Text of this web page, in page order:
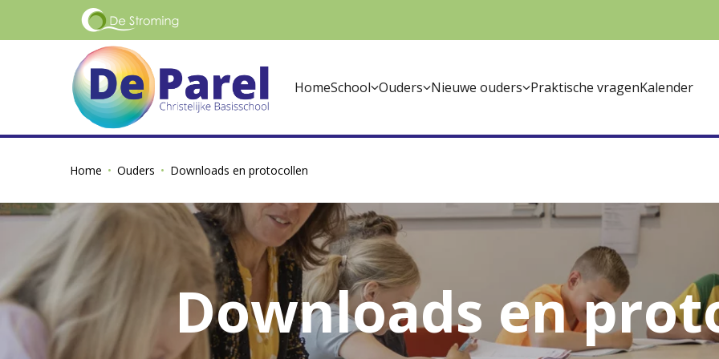
HomeSchool Ouders Nieuwe ouders Praktische vragenKalender
Home Ouders Downloads en protocollen
Downloads en